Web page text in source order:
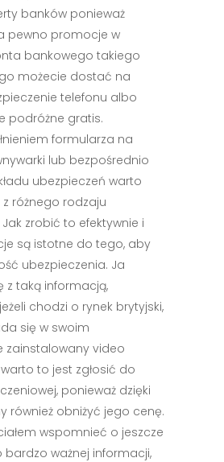
banków ponieważ
pewno promocje w
bankowego takiego
możecie dostać na
telefonu albo
podróżne gratis.
formularza na
lub bezpośrednio
ubezpieczeń warto
różnego rodzaju
zrobić to efektywnie i
są istotne do tego, aby
ubezpieczenia. Ja
z taką informacją,
chodzi o rynek brytyjski,
się w swoim
zainstalowany video
to jest zgłosić do
ponieważ dzięki
również obniżyć jego cenę.
wspomnieć o jeszcze
bardzo ważnej informacji,